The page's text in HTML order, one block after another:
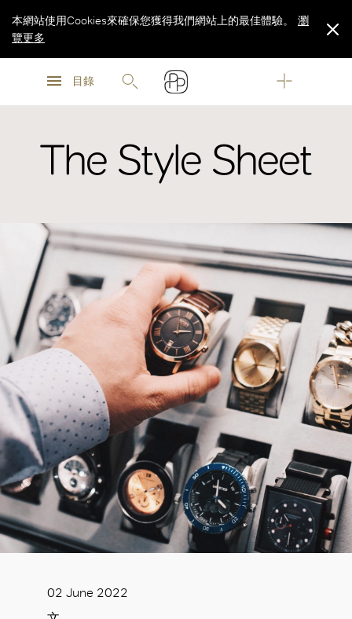
瀏
目錄
本網站使用Cookies來確保您獲得我們網站上的最佳體驗。
瀏
覽更多
The Style Sheet
02 June 2022